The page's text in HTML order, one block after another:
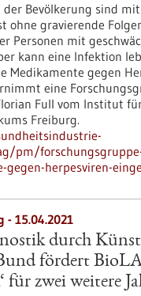
der Bevölkerung sind
ohne gravierende
Personen mit
kann eine Infektion
Medikamente gegen
eine
Full vom Institut
Freiburg.
pm/
gegen-herpesviren-
- 15.04.2021
durch
fördert
für zwei weitere